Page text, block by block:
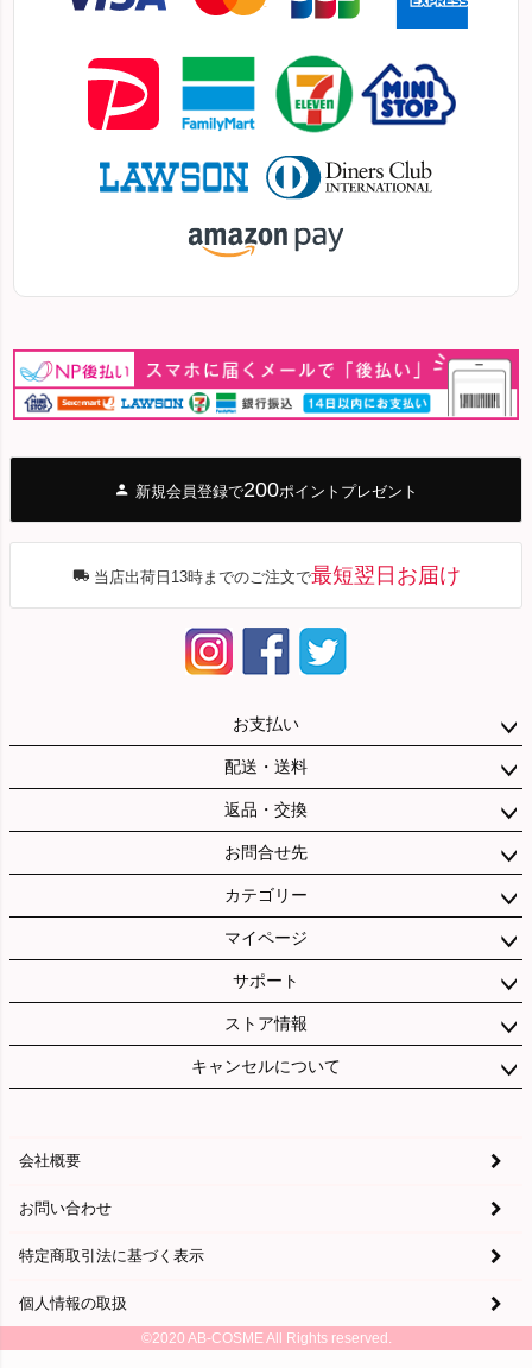
新規会員登録で200ポイントプレゼント
当店出荷日13時までのご注文で最短翌日お届け
お支払い
配送・送料
返品・交換
お問合せ先
カテゴリー
マイページ
サポート
ストア情報
キャンセルについて
会社概要
お問い合わせ
特定商取引法に基づく表示
個人情報の取扱
©2020 AB-COSME All Rights reserved.